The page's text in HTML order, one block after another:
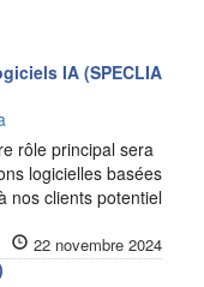
IA (SPECLIA
rôle principal sera
logicielles basées
nos clients potentiel
22 novembre 2024